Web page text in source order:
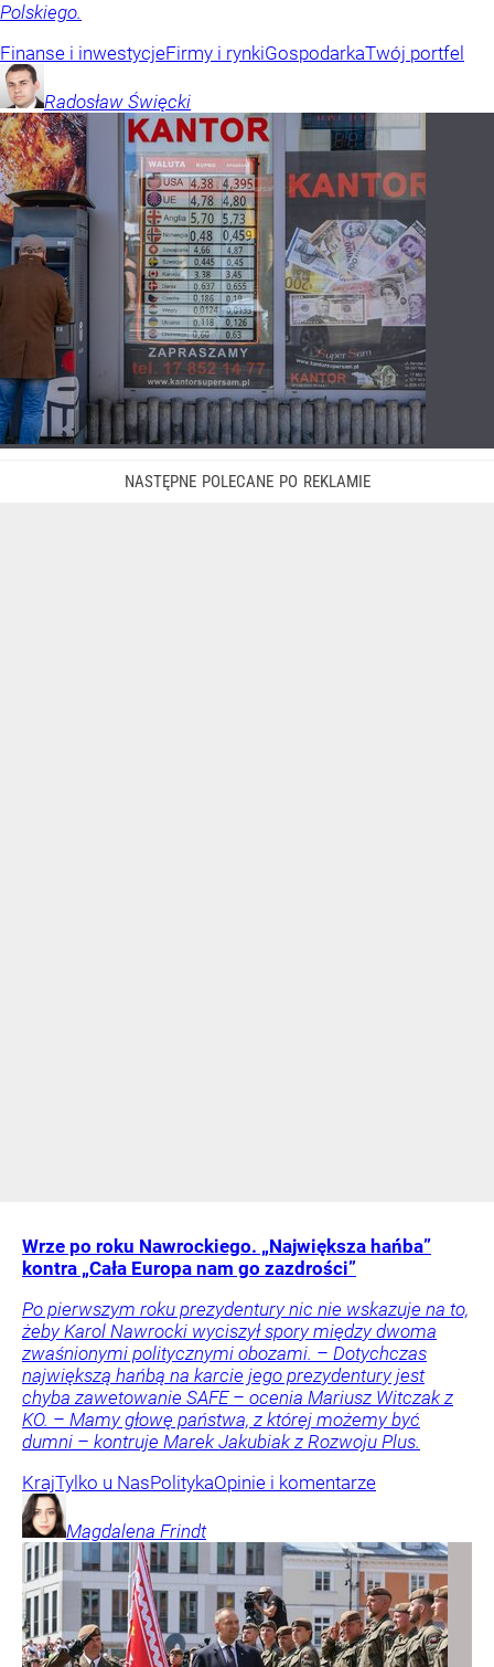
Polskiego.
Finanse i inwestycjeFirmy i rynkiGospodarkaTwój portfel
Radosław Święcki
Wrze po roku Nawrockiego. „Największa hańba”
kontra „Cała Europa nam go zazdrości”
Po pierwszym roku prezydentury nic nie wskazuje na to,
żeby Karol Nawrocki wyciszył spory między dwoma
zwaśnionymi politycznymi obozami. – Dotychczas
największą hańbą na karcie jego prezydentury jest
chyba zawetowanie SAFE – ocenia Mariusz Witczak z
KO. – Mamy głowę państwa, z której możemy być
dumni – kontruje Marek Jakubiak z Rozwoju Plus.
KrajTylko u NasPolitykaOpinie i komentarze
Magdalena Frindt